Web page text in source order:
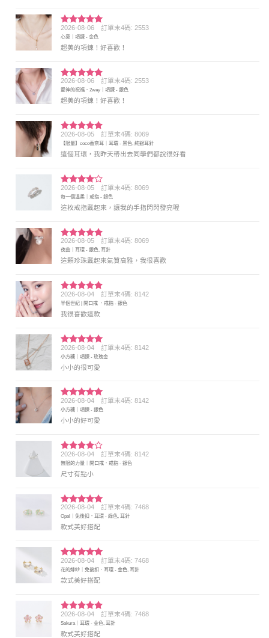
評分5 滿
分 5
2026-08-06 訂單末4碼: 2553
心意｜項鍊 - 金色
超美的項鍊！好喜歡！
評分5 滿
分 5
2026-08-06 訂單末4碼: 2553
愛神的祝福．2way｜項鍊 - 銀色
超美的項鍊！好喜歡！
評分5 滿
分 5
2026-08-05 訂單末4碼: 8069
【限量】coco香奈耳｜耳環 - 黑色, 純銀耳針
這個耳環，我昨天帶出去同學們都說很好看
評分4
滿分 5
2026-08-05 訂單末4碼: 8069
每一個溫柔｜戒指 - 銀色
這枚戒指戴起來，讓我的手指閃閃發亮喔
評分5 滿
分 5
2026-08-05 訂單末4碼: 8069
夜曲｜耳環 - 銀色, 耳針
這顆珍珠戴起來氣質高雅，我很喜歡
評分5 滿
分 5
2026-08-04 訂單末4碼: 8142
半個世紀 | 開口戒 ．戒指 - 銀色
我很喜歡這款
評分5滿
分 5
2026-08-04 訂單末4碼: 8142
小方糖｜項鍊 - 玫瑰金
小小的很可愛
評分5 滿
分 5
2026-08-04 訂單末4碼: 8142
小方糖｜項鍊 - 銀色
小小的好可愛
評分4
滿分 5
2026-08-04 訂單末4碼: 8142
無限的力量｜開口戒．戒指 - 銀色
尺寸有點小
評分5 滿
分 5
2026-08-04 訂單末4碼: 7468
Opal｜免後扣．耳環 - 綠色, 耳針
款式美好搭配
評分5 滿
分 5
2026-08-04 訂單末4碼: 7468
花的嫁紗｜免後扣．耳環 - 金色, 耳針
款式美好搭配
評分5滿
分 5
2026-08-04 訂單末4碼: 7468
Sakura｜耳環 - 金色, 耳針
款式美好搭配